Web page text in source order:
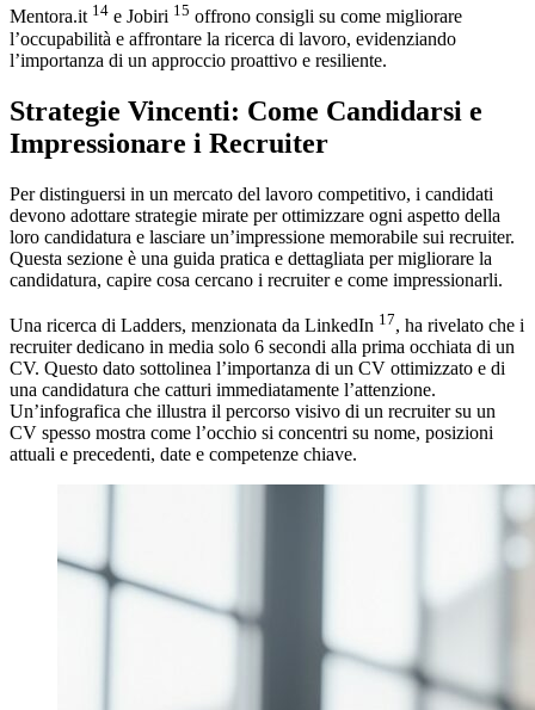
Mentora.it 14 e Jobiri 15 offrono consigli su come migliorare
l’occupabilità e affrontare la ricerca di lavoro, evidenziando
l’importanza di un approccio proattivo e resiliente.
Strategie Vincenti: Come Candidarsi e
Impressionare i Recruiter
Per distinguersi in un mercato del lavoro competitivo, i candidati
devono adottare strategie mirate per ottimizzare ogni aspetto della
loro candidatura e lasciare un’impressione memorabile sui recruiter.
Questa sezione è una guida pratica e dettagliata per migliorare la
candidatura, capire cosa cercano i recruiter e come impressionarli.
Una ricerca di Ladders, menzionata da LinkedIn 17, ha rivelato che i
recruiter dedicano in media solo 6 secondi alla prima occhiata di un
CV. Questo dato sottolinea l’importanza di un CV ottimizzato e di
una candidatura che catturi immediatamente l’attenzione.
Un’infografica che illustra il percorso visivo di un recruiter su un
CV spesso mostra come l’occhio si concentri su nome, posizioni
attuali e precedenti, date e competenze chiave.